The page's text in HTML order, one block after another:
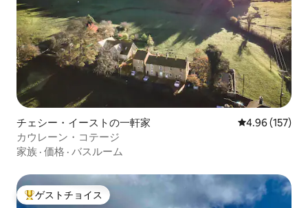
チェシー・イーストの一軒家 レビュー157
4.96 (157)
カウレーン・コテージ
家族 · 価格 · バスルーム
大好評のゲストチョイスです。
ゲストチョイス